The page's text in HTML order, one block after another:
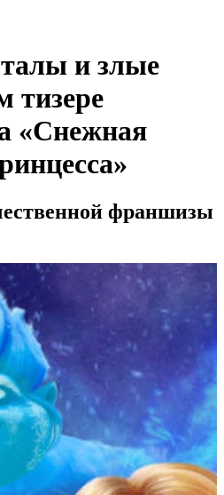
и злые
тизере
«Снежная
франшизы